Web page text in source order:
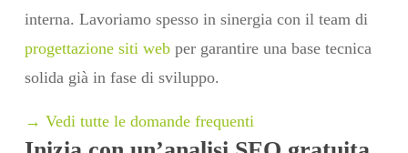
interna. Lavoriamo spesso in sinergia con il team di
progettazione siti webper garantire una base tecnica
solida già in fase di sviluppo.
→ Vedi tutte le domande frequenti